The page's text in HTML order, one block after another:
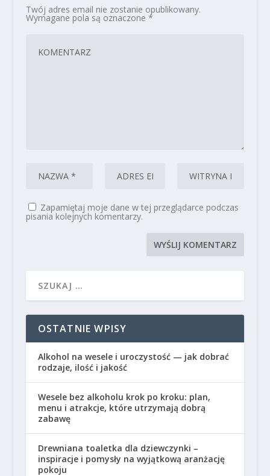
Twój adres email nie zostanie opublikowany.
Wymagane pola są oznaczone *
Zapamiętaj moje dane w tej przeglądarce podczas
pisania kolejnych komentarzy.
OSTATNIE WPISY
Alkohol na wesele i uroczystość — jak dobrać
rodzaje, ilość i jakość
Wesele bez alkoholu krok po kroku: plan,
menu i atrakcje, które utrzymają dobrą
zabawę
Drewniana toaletka dla dziewczynki –
inspiracje i pomysły na wyjątkową aranżację
pokoju